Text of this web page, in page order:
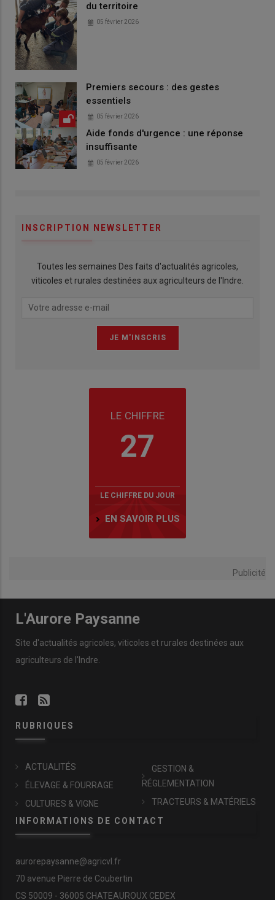
du territoire
05 février 2026
Premiers secours : des gestes
essentiels
05 février 2026
Aide fonds d'urgence : une réponse
insuffisante
05 février 2026
INSCRIPTION NEWSLETTER
Toutes les semaines Des faits d'actualités agricoles,
viticoles et rurales destinées aux agriculteurs de l'Indre.
LE CHIFFRE
27
LE CHIFFRE DU JOUR
EN SAVOIR PLUS
Publicité
L'Aurore Paysanne
Site d'actualités agricoles, viticoles et rurales destinées aux
agriculteurs de l'Indre.
RUBRIQUES
ACTUALITÉS
ÉLEVAGE & FOURRAGE
CULTURES & VIGNE
GESTION &
RÉGLEMENTATION
TRACTEURS & MATÉRIELS
INFORMATIONS DE CONTACT
aurorepaysanne@agricvl.fr
70 avenue Pierre de Coubertin
CS 50009 - 36005 CHATEAUROUX CEDEX